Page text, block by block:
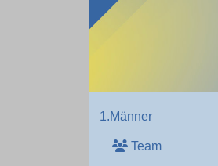
1.Männer
Team